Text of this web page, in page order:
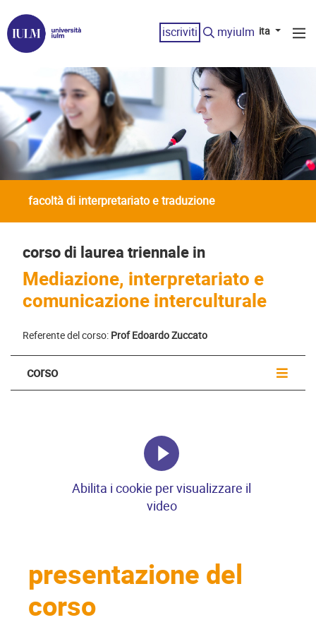
iscriviti myiulm ita
facoltà di interpretariato e traduzione
corso di laurea triennale in
Mediazione, interpretariato e
comunicazione interculturale
Referente del corso: Prof Edoardo Zuccato
corso
Abilita i cookie per visualizzare il
video
presentazione del
corso